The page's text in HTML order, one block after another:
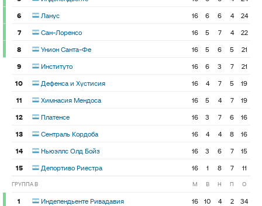
6
Ланус 16 6 6 4
24
7
Сан-Лоренсо 16 5 7 4
22
8
Унион Санта-Фе 16 5 6 5
21
9
Институто 16 6 3 7
21
10
Дефенса и Хустисия 16 4 7 5
19
11
Химнасия Мендоса 16 5 4 7
19
12
Платенсе 16 3 7 6
16
13
Сентраль Кордоба 16 4 4 8
16
14
Ньюэллс Олд Бойз 16 3 6 7
15
15
Депортиво Риестра 16 1 8 7 11
ГРУППА B М В Н П О
1 Индепендьенте Ривадавия 16 10 4 2
34